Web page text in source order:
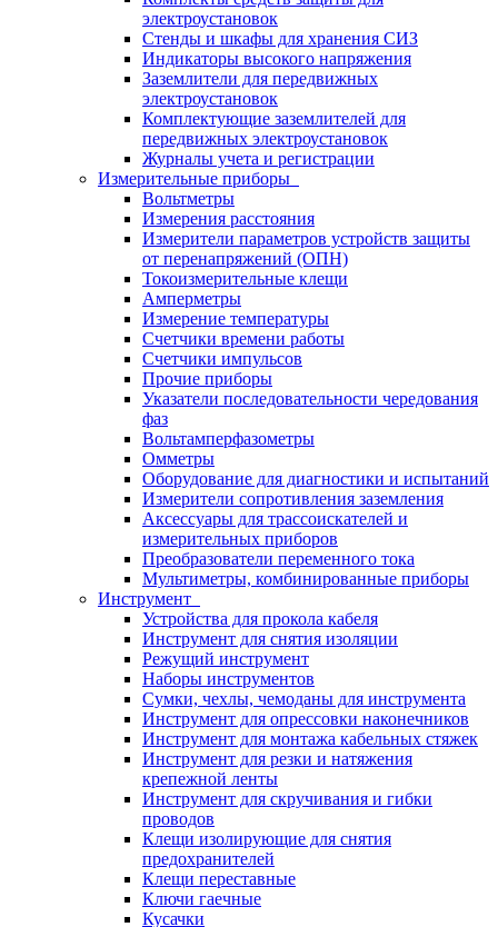
электроустановок
Стенды и шкафы для хранения СИЗ
Индикаторы высокого напряжения
Заземлители для передвижных
электроустановок
Комплектующие заземлителей для
передвижных электроустановок
Журналы учета и регистрации
Измерительные приборы
Вольтметры
Измерения расстояния
Измерители параметров устройств защиты
от перенапряжений (ОПН)
Токоизмерительные клещи
Амперметры
Измерение температуры
Счетчики времени работы
Счетчики импульсов
Прочие приборы
Указатели последовательности чередования
фаз
Вольтамперфазометры
Омметры
Оборудование для диагностики и испытаний
Измерители сопротивления заземления
Аксессуары для трассоискателей и
измерительных приборов
Преобразователи переменного тока
Мультиметры, комбинированные приборы
Инструмент
Устройства для прокола кабеля
Инструмент для снятия изоляции
Режущий инструмент
Наборы инструментов
Сумки, чехлы, чемоданы для инструмента
Инструмент для опрессовки наконечников
Инструмент для монтажа кабельных стяжек
Инструмент для резки и натяжения
крепежной ленты
Инструмент для скручивания и гибки
проводов
Клещи изолирующие для снятия
предохранителей
Клещи переставные
Ключи гаечные
Кусачки